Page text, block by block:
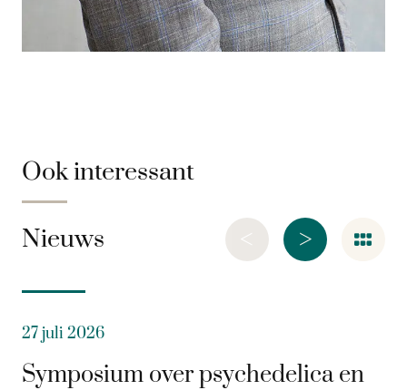
Ook interessant
Nieuws >
<
27 juli 2026
Symposium over psychedelica en